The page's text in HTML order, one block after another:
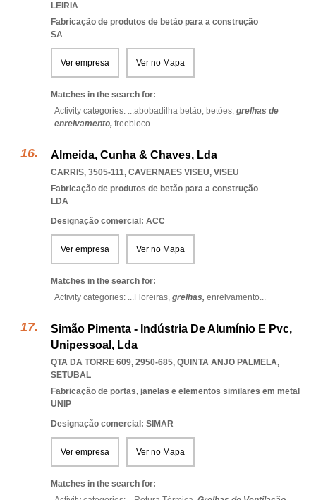
LEIRIA
Fabricação de produtos de betão para a construção
SA
Ver empresa Ver no Mapa
Matches in the search for:
Activity categories: ...abobadilha betão, betões, grelhas de
enrelvamento, freebloco...
Almeida, Cunha & Chaves, Lda
CARRIS, 3505-111, CAVERNAES VISEU, VISEU
Fabricação de produtos de betão para a construção
LDA
Designação comercial: ACC
Ver empresa Ver no Mapa
Matches in the search for:
Activity categories: ...Floreiras, grelhas, enrelvamento...
Simão Pimenta - Indústria De Alumínio E Pvc,
Unipessoal, Lda
QTA DA TORRE 609, 2950-685, QUINTA ANJO PALMELA,
SETUBAL
Fabricação de portas, janelas e elementos similares em metal
UNIP
Designação comercial: SIMAR
Ver empresa Ver no Mapa
Matches in the search for: